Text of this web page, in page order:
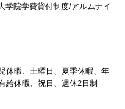
学院学費貸付制度/アルムナイ
休暇、土曜日、夏季休暇、年
給休暇、祝日、週休2日制